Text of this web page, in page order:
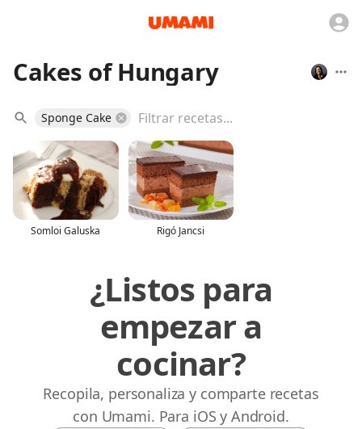
Cakes of Hungary
Sponge Cake
Somloi Galuska Rigó Jancsi
¿Listos para
empezar a
cocinar?
Recopila, personaliza y comparte recetas
con Umami. Para iOS y Android.